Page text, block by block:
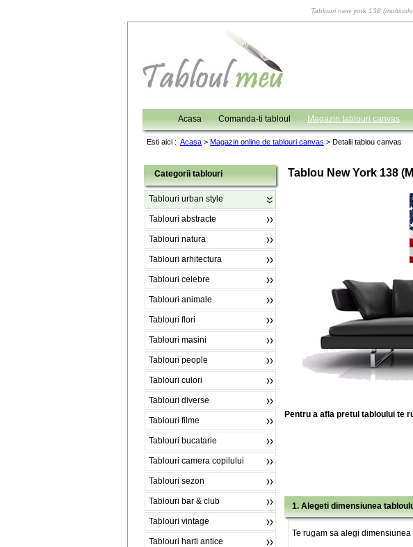
Tablouri new york 138
Acasa Comanda-ti tabloul Magazin tablouri canvas
Esti aici : Acasa > Magazin online de tablouri canvas > Detalii tablou canvas
Categorii tablouri
Tablouri urban style
Tablouri abstracte
Tablouri natura
Tablouri arhitectura
Tablouri celebre
Tablouri animale
Tablouri flori
Tablouri masini
Tablouri people
Tablouri culori
Tablouri diverse
Tablouri filme
Tablouri bucatarie
Tablouri camera copilului
Tablouri sezon
Tablouri bar & club
Tablouri vintage
Tablouri harti antice
Tablou New York 138
Pentru a afla pretul tabloului te
1. Alegeti dimensiunea
Te rugam sa alegi